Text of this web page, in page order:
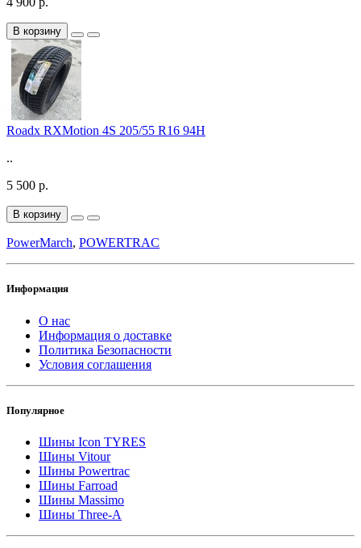
В корзину
Roadx RXMotion 4S 205/55 R16 94H
..
5 500 р.
В корзину
PowerMarch, POWERTRAC
Информация
О нас
Информация о доставке
Политика Безопасности
Условия соглашения
Популярное
Шины Icon TYRES
Шины Vitour
Шины Powertrac
Шины Farroad
Шины Massimo
Шины Three-A